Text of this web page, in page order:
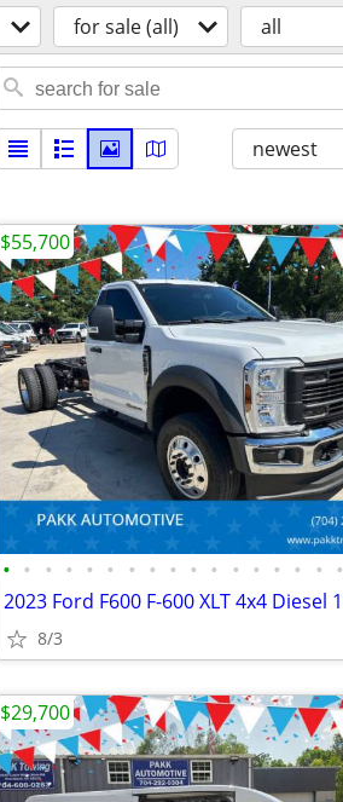
for sale (all) all
newest
• • • • • • • • • • • • • • • • •
8/3
$55,700
$29,700